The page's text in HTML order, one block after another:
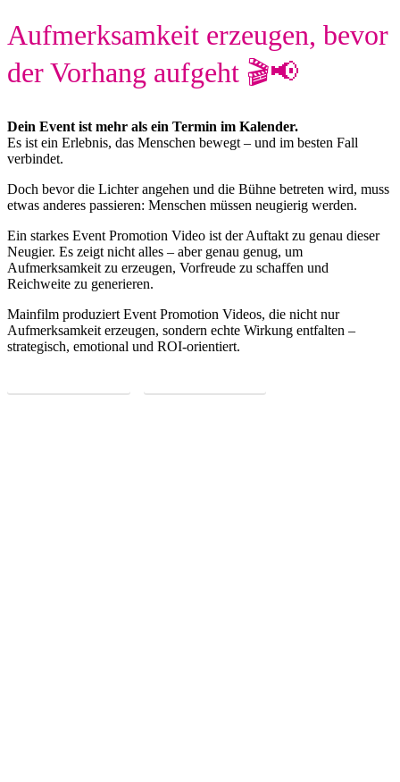
Aufmerksamkeit erzeugen, bevor
der Vorhang aufgeht 🎬📢
Dein Event ist mehr als ein Termin im Kalender.
Es ist ein Erlebnis, das Menschen bewegt – und im besten Fall
verbindet.
Doch bevor die Lichter angehen und die Bühne betreten wird, muss
etwas anderes passieren: Menschen müssen neugierig werden.
Ein starkes Event Promotion Video ist der Auftakt zu genau dieser
Neugier. Es zeigt nicht alles – aber genau genug, um
Aufmerksamkeit zu erzeugen, Vorfreude zu schaffen und
Reichweite zu generieren.
Mainfilm produziert Event Promotion Videos, die nicht nur
Aufmerksamkeit erzeugen, sondern echte Wirkung entfalten –
strategisch, emotional und ROI-orientiert.